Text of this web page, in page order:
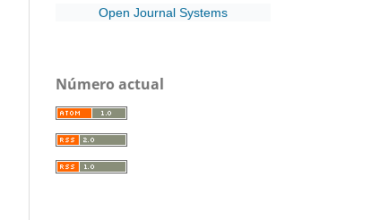
Open Journal Systems
Número actual